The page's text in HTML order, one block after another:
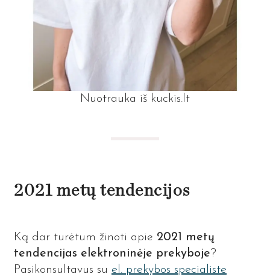
Nuotrauka iš kuckis.lt
2021 metų tendencijos
Ką dar turėtum žinoti apie 2021 metų
tendencijas elektroninėje prekyboje?
Pasikonsultavus su el. prekybos specialiste